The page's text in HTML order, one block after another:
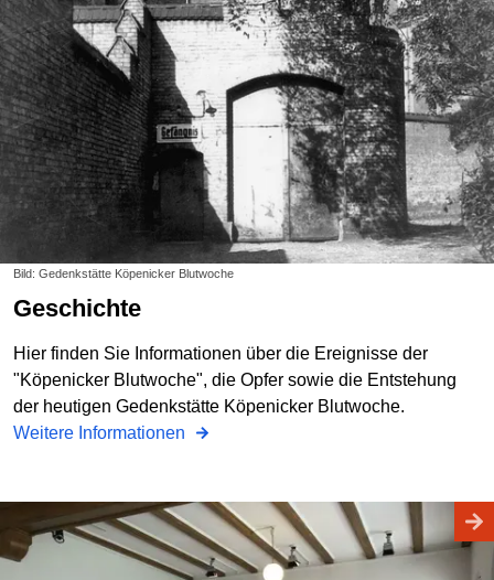
Bild: Gedenkstätte Köpenicker Blutwoche
Geschichte
Hier finden Sie Informationen über die Ereignisse der
"Köpenicker Blutwoche", die Opfer sowie die Entstehung
der heutigen Gedenkstätte Köpenicker Blutwoche.
Weitere Informationen